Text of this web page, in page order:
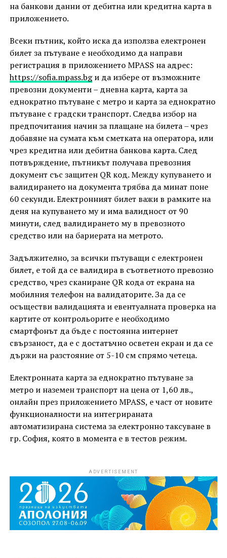
на банкови данни от дебитна или кредитна карта в
приложението.
Всеки пътник, който иска да използва електронен
билет за пътуване е необходимо да направи
регистрация в приложението MPASS на адрес:
https://sofia.mpass.bgи да избере от възможните
превозни документи – дневна карта, карта за
еднократно пътуване с метро и карта за еднократно
пътуване с градски транспорт. Следва избор на
предпочитания начин за плащане на билета – чрез
добавяне на сумата към сметката на оператора, или
чрез кредитна или дебитна банкова карта. След
потвърждение, пътникът получава превозния
документ със защитен QR код. Между купуването и
валидирането на документа трябва да минат поне
60 секунди. Електронният билет важи в рамките на
деня на купуването му и има валидност от 90
минути, след валидирането му в превозното
средство или на бариерата на метрото.
Задължително, за всички пътуващи с електронен
билет, е той да се валидира в съответното превозно
средство, чрез сканиране QR кода от екрана на
мобилния телефон на валидаторите. За да се
осъществи валидацията и евентуалната проверка на
картите от контрольорите е необходимо
смартфонът да бъде с постоянна интернет
свързаност, да е с достатъчно осветен екран и да се
държи на разстояние от 5-10 см спрямо четеца.
Електронната карта за еднократно пътуване за
метро и наземен транспорт на цена от 1,60 лв.,
онлайн през приложението MPASS, е част от новите
функционалности на интегрираната
автоматизирана система за електронно таксуване в
гр. София, която в момента е в тестов режим.
ADVERTISEMENT